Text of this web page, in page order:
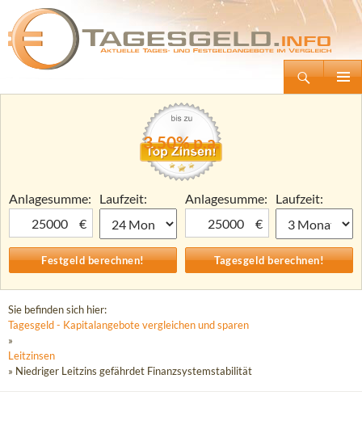
Tagesgeld.info – Tagesgeldkonten vergleichen und Tagesgeld-Zinsen berechnen
Zum
3,50% p.a.
Anlagesumme:
€
Laufzeit:
Anlagesumme:
€
Laufzeit:
Sie befinden sich hier:
Tagesgeld - Kapitalangebote vergleichen und sparen
»
Leitzinsen
» Niedriger Leitzins gefährdet Finanzsystemstabilität